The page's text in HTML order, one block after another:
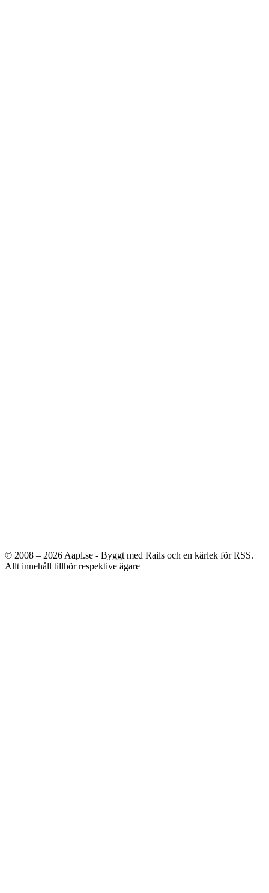
© 2008 – 2026 Aapl.se - Byggt med Rails och en kärlek för RSS.
Allt innehåll tillhör respektive ägare